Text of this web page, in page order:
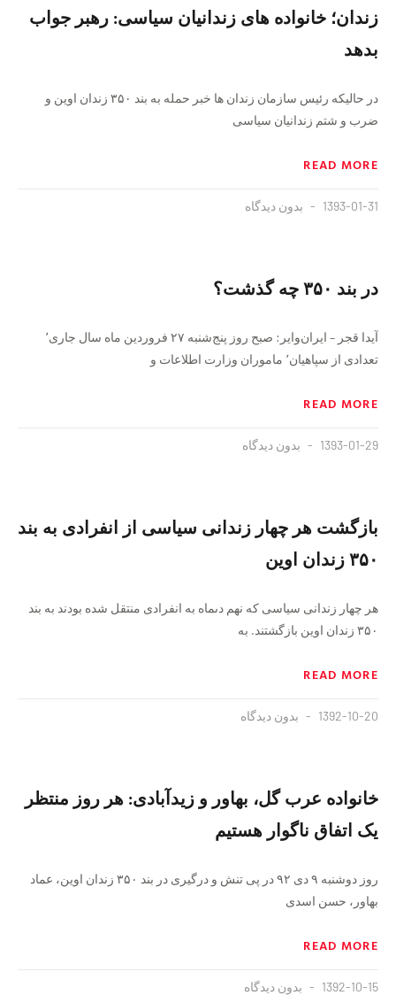
زندان؛ خانواده های زندانیان سیاسی: رهبر جواب
بدهد
در حالیکه رئیس سازمان زندان ها خبر حمله به بند ۳۵۰ زندان اوین و
ضرب و شتم زندانیان سیاسی
READ MORE
1393-01-31 بدون دیدگاه
در بند ۳۵۰ چه گذشت؟
آیدا قجر – ایران‌وایر: صبح روز پنج‌شنبه ۲۷ فروردین ماه سال جاری٬
تعدادی از سپاهیان٬ ماموران وزارت اطلاعات و
READ MORE
1393-01-29 بدون دیدگاه
بازگشت هر چهار زندانی سیاسی از انفرادی به بند
۳۵۰ زندان اوین
هر چهار زندانی سیاسی که نهم دىماه به انفرادى منتقل شده بودند به بند
٣۵٠ زندان اوین بازگشتند. به
READ MORE
1392-10-20 بدون دیدگاه
خانواده عرب گل، بهاور و زیدآبادی: هر روز منتظر
یک اتفاق ناگوار هستیم
روز دوشنبه ۹ دی ۹۲ در پی تنش و درگیری در بند ۳۵۰ زندان اوین، عماد
بهاور، حسن اسدی
READ MORE
1392-10-15 بدون دیدگاه